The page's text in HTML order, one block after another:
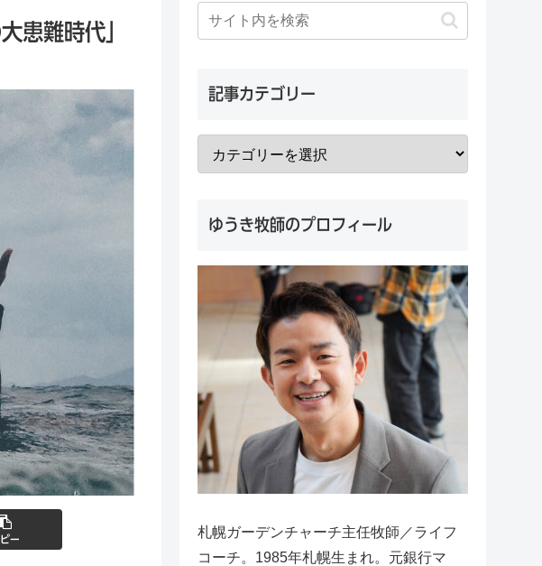
患難時代」
ー
記事カテゴリー
ゆうき牧師のプロフィール
札幌ガーデンチャーチ主任牧師／ライフ
コーチ。1985年札幌生まれ。元銀行マ